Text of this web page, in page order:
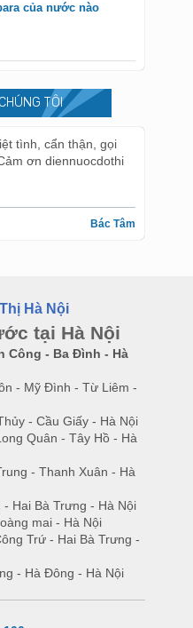
của nước nào
TÔI
tình, cẩn thận, gọi
ơn diennuocdothi
Bác Tâm
Hà Nội
tại Hà Nội
Công - Ba Đình - Hà
- Mỹ Đình - Từ Liêm -
- Cầu Giấy - Hà Nội
Quân - Tây Hồ - Hà
- Thanh Xuân - Hà
- Hai Bà Trưng - Hà Nội
mai - Hà Nội
Trứ - Hai Bà Trưng -
- Hà Đông - Hà Nội